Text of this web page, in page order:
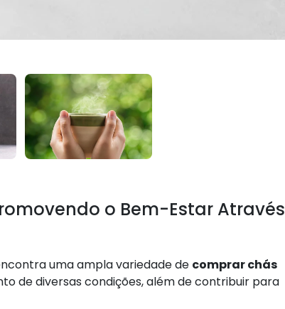
o Bem-Estar Através
uma ampla variedade de comprar chás
de diversas condições, além de contribuir para